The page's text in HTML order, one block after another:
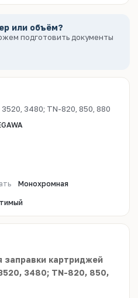
или объём?
подготовить документы
3480; TN-820, 850, 880
Монохромная
заправки картриджей
3480; TN-820, 850,